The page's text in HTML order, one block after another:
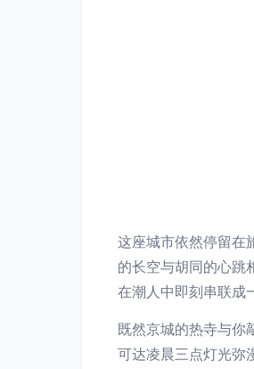
这座城市依然停留在
的长空与胡同的心跳
在潮人中即刻串联成
既然京城的热寺与你
可达凌晨三点灯光弥